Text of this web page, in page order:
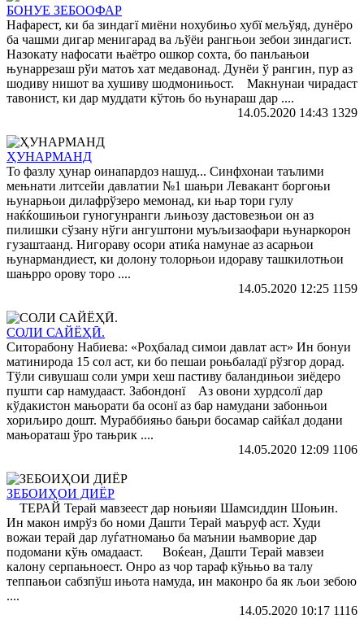
БОНУЕ ЗЕБООФАР
Нафарест, ки ба зиндагї миёни нохубињо хубї мељўяд, дунёро
ба чашми дигар менигарад ва љўёи рангњои зебои зиндагист.
Назокату нафосати њаётро ошкор сохта, бо панљањои
њунаррезаш рўи матоъ хат медавонад. Дунёи ў рангин, пур аз
шодиву нишот ва хушиву шодмонињост. Макнунаи чирадаст
тавонист, ки дар муддати кўтоњ бо њунараш дар ....
14.05.2020 14:43 1329
ҲУНАРМАНД
То фазлу ҳунар оинапардоз нашуд... Синфхонаи таълими
мењнати литсейи давлатии №1 шањри Левакант боргоњи
њунарњои дилафрўзеро мемонад, ки њар тори гулу
наќќошињои гуногунранги љињозу дастовезњои он аз
пилишки сўзану нўги ангуштони муъљизаофари њунаркорон
гузаштаанд. Нигораву осори атиќа намунае аз асарњои
њунармандиест, ки долону толорњои идораву ташкилотњои
шањрро орову торо ....
14.05.2020 12:25 1159
СОЛИ САЙЁҲӢ.
Ситорабону Набиева: «Роҳбалад симои давлат аст» Ин бонуи
матинирода 15 сол аст, ки бо пешаи роњбаладї рўзгор дорад.
Тўли сивушаш соли умри хеш пастиву баландињои зиёдеро
пушти сар намудааст. Забондонї Аз овони хурдсолї дар
кўдакистон мањорати ба осонї аз бар намудани забонњои
хориљиро дошт. Мураббияњо бањри босамар сайќал додани
мањораташ ўро тањрик ....
14.05.2020 12:09 1106
ЗЕБОИҲОИ ДИЁР
ТЕРАЙ Терай мавзеест дар ноњияи Шамсиддин Шоњин.
Ин макон имрўз бо номи Дашти Терай маъруф аст. Худи
вожаи терай дар луѓатномањо ба маънии њамворие дар
подомани кўњ омадааст. Воќеан, Дашти Терай мавзеи
калону серпањноест. Онро аз чор тараф кўњњо ва талу
теппањои сабзпўш ињота намуда, ин маконро ба як љои зебою
....
14.05.2020 10:17 1116